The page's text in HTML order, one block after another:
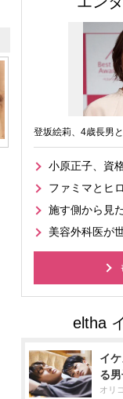
登坂絵莉、4歳長男
小原正子、資
ファミマとヒ
施す側から見
美容外科医が
イ
る
オリ